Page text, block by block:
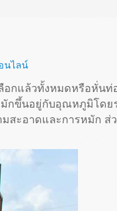
นไลน์
อกแล้วทั้งหมดหรือหั่นท่
มักขึ้นอยู่กับอุณหภูมิโดย
สะอาดและการหมัก ส่